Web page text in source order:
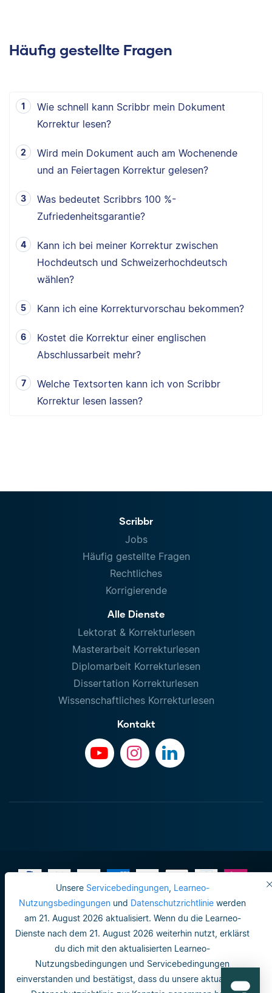
Unsere Servicebedingungen, Learneo-
Nutzungsbedingungen und Datenschutzrichtlinie werden
am 21. August 2026 aktualisiert. Wenn du die Learneo-
Dienste nach dem 21. August 2026 weiterhin nutzt, erklärst
du dich mit den aktualisierten Learneo-
Nutzungsbedingungen und Servicebedingungen
einverstanden und bestätigst, dass du unsere aktualisierte
Häufig gestellte Fragen
Wie schnell kann Scribbr mein Dokument
Korrektur lesen?
Wird mein Dokument auch am Wochenende
und an Feiertagen Korrektur gelesen?
Was bedeutet Scribbrs 100 %-
Zufriedenheitsgarantie?
Kann ich bei meiner Korrektur zwischen
Hochdeutsch und Schweizerhochdeutsch
wählen?
Kann ich eine Korrekturvorschau bekommen?
Kostet die Korrektur einer englischen
Abschlussarbeit mehr?
Welche Textsorten kann ich von Scribbr
Korrektur lesen lassen?
Scribbr
Jobs
Häufig gestellte Fragen
Rechtliches
Korrigierende
Alle Dienste
Lektorat & Korrekturlesen
Masterarbeit Korrekturlesen
Diplomarbeit Korrekturlesen
Dissertation Korrekturlesen
Wissenschaftliches Korrekturlesen
Kontakt
Impressum
Do not sell or share my personal info
Nutzungsbedingungen